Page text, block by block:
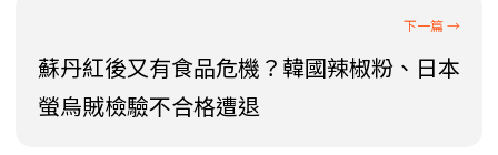
蘇丹紅後又有食品危機？韓國辣椒粉、日本
螢烏賊檢驗不合格遭退